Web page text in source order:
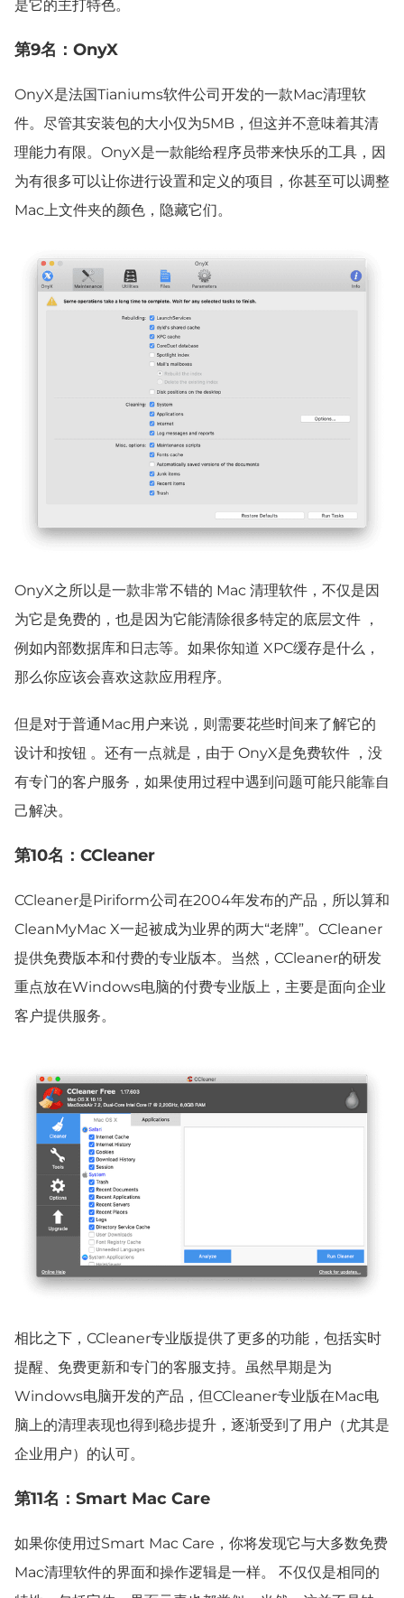
是它的主打特色。
第9名：OnyX
OnyX是法国Tianiums软件公司开发的一款Mac清理软
件。尽管其安装包的大小仅为5MB，但这并不意味着其清
理能力有限。OnyX是一款能给程序员带来快乐的工具，因
为有很多可以让你进行设置和定义的项目，你甚至可以调整
Mac上文件夹的颜色，隐藏它们。
OnyX之所以是一款非常不错的 Mac 清理软件，不仅是因
为它是免费的，也是因为它能清除很多特定的底层文件 ，
例如内部数据库和日志等。如果你知道 XPC缓存是什么，
那么你应该会喜欢这款应用程序。
但是对于普通Mac用户来说，则需要花些时间来了解它的
设计和按钮 。还有一点就是，由于 OnyX是免费软件 ，没
有专门的客户服务，如果使用过程中遇到问题可能只能靠自
己解决。
第10名：CCleaner
CCleaner是Piriform公司在2004年发布的产品，所以算和
CleanMyMac X一起被成为业界的两大“老牌”。CCleaner
提供免费版本和付费的专业版本。当然，CCleaner的研发
重点放在Windows电脑的付费专业版上，主要是面向企业
客户提供服务。
相比之下，CCleaner专业版提供了更多的功能，包括实时
提醒、免费更新和专门的客服支持。虽然早期是为
Windows电脑开发的产品，但CCleaner专业版在Mac电
脑上的清理表现也得到稳步提升，逐渐受到了用户（尤其是
企业用户）的认可。
第11名：Smart Mac Care
如果你使用过Smart Mac Care，你将发现它与大多数免费
Mac清理软件的界面和操作逻辑是一样。 不仅仅是相同的